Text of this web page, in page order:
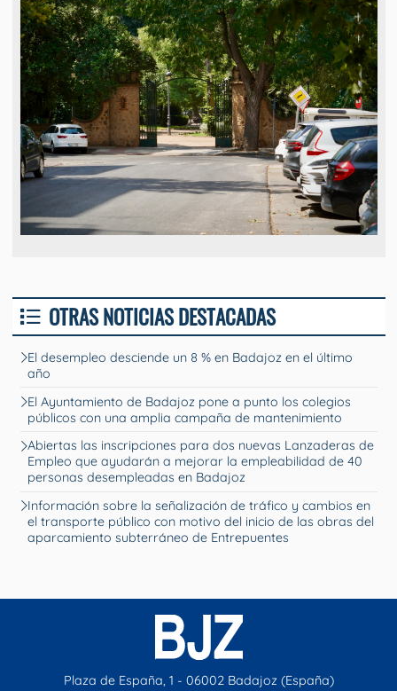
OTRAS NOTICIAS DESTACADAS
El desempleo desciende un 8 % en Badajoz en el último
año
El Ayuntamiento de Badajoz pone a punto los colegios
públicos con una amplia campaña de mantenimiento
Abiertas las inscripciones para dos nuevas Lanzaderas de
Empleo que ayudarán a mejorar la empleabilidad de 40
personas desempleadas en Badajoz
Información sobre la señalización de tráfico y cambios en
el transporte público con motivo del inicio de las obras del
aparcamiento subterráneo de Entrepuentes
Plaza de España, 1 - 06002 Badajoz (España)